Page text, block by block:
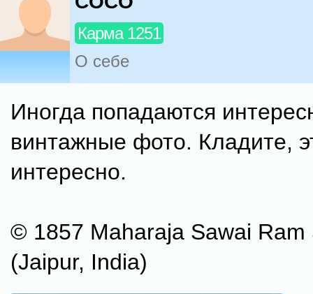
Карма 1251
О себе
Иногда попадаются
винтажные фото. Кладите,
интересно.
© 1857 Maharaja Sawai Ram
(Jaipur, India)